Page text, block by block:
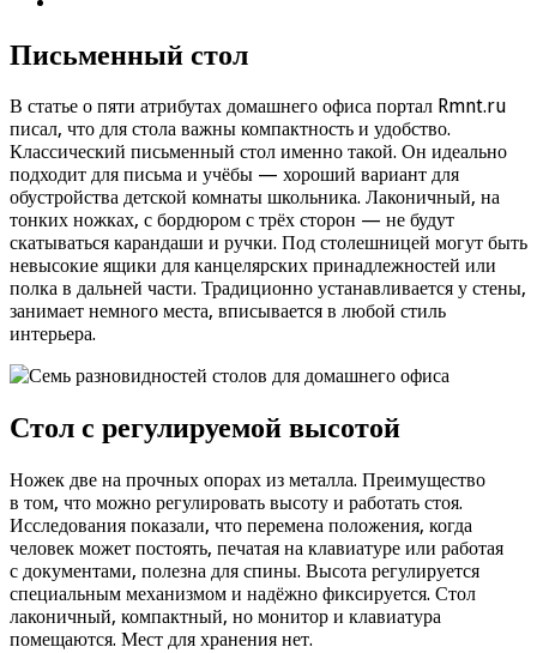
Письменный стол
В статье о пяти атрибутах домашнего офиса портал Rmnt.ru
писал, что для стола важны компактность и удобство.
Классический письменный стол именно такой. Он идеально
подходит для письма и учёбы — хороший вариант для
обустройства детской комнаты школьника. Лаконичный, на
тонких ножках, с бордюром с трёх сторон — не будут
скатываться карандаши и ручки. Под столешницей могут быть
невысокие ящики для канцелярских принадлежностей или
полка в дальней части. Традиционно устанавливается у стены,
занимает немного места, вписывается в любой стиль
интерьера.
Стол с регулируемой высотой
Ножек две на прочных опорах из металла. Преимущество
в том, что можно регулировать высоту и работать стоя.
Исследования показали, что перемена положения, когда
человек может постоять, печатая на клавиатуре или работая
с документами, полезна для спины. Высота регулируется
специальным механизмом и надёжно фиксируется. Стол
лаконичный, компактный, но монитор и клавиатура
помещаются. Мест для хранения нет.